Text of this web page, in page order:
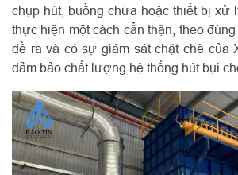
chụp hút, buồng chứa hoặc thiết bị xử
thực hiện một cách cẩn thận, theo
đề ra và có sự giám sát chặt chẽ của
đảm bảo chất lượng hệ thống hút bụi